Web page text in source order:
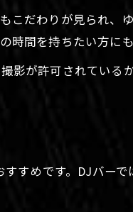
こだわりが見られ、
間を持ちたい方にも
影が許可されている
すめです。DJバーで